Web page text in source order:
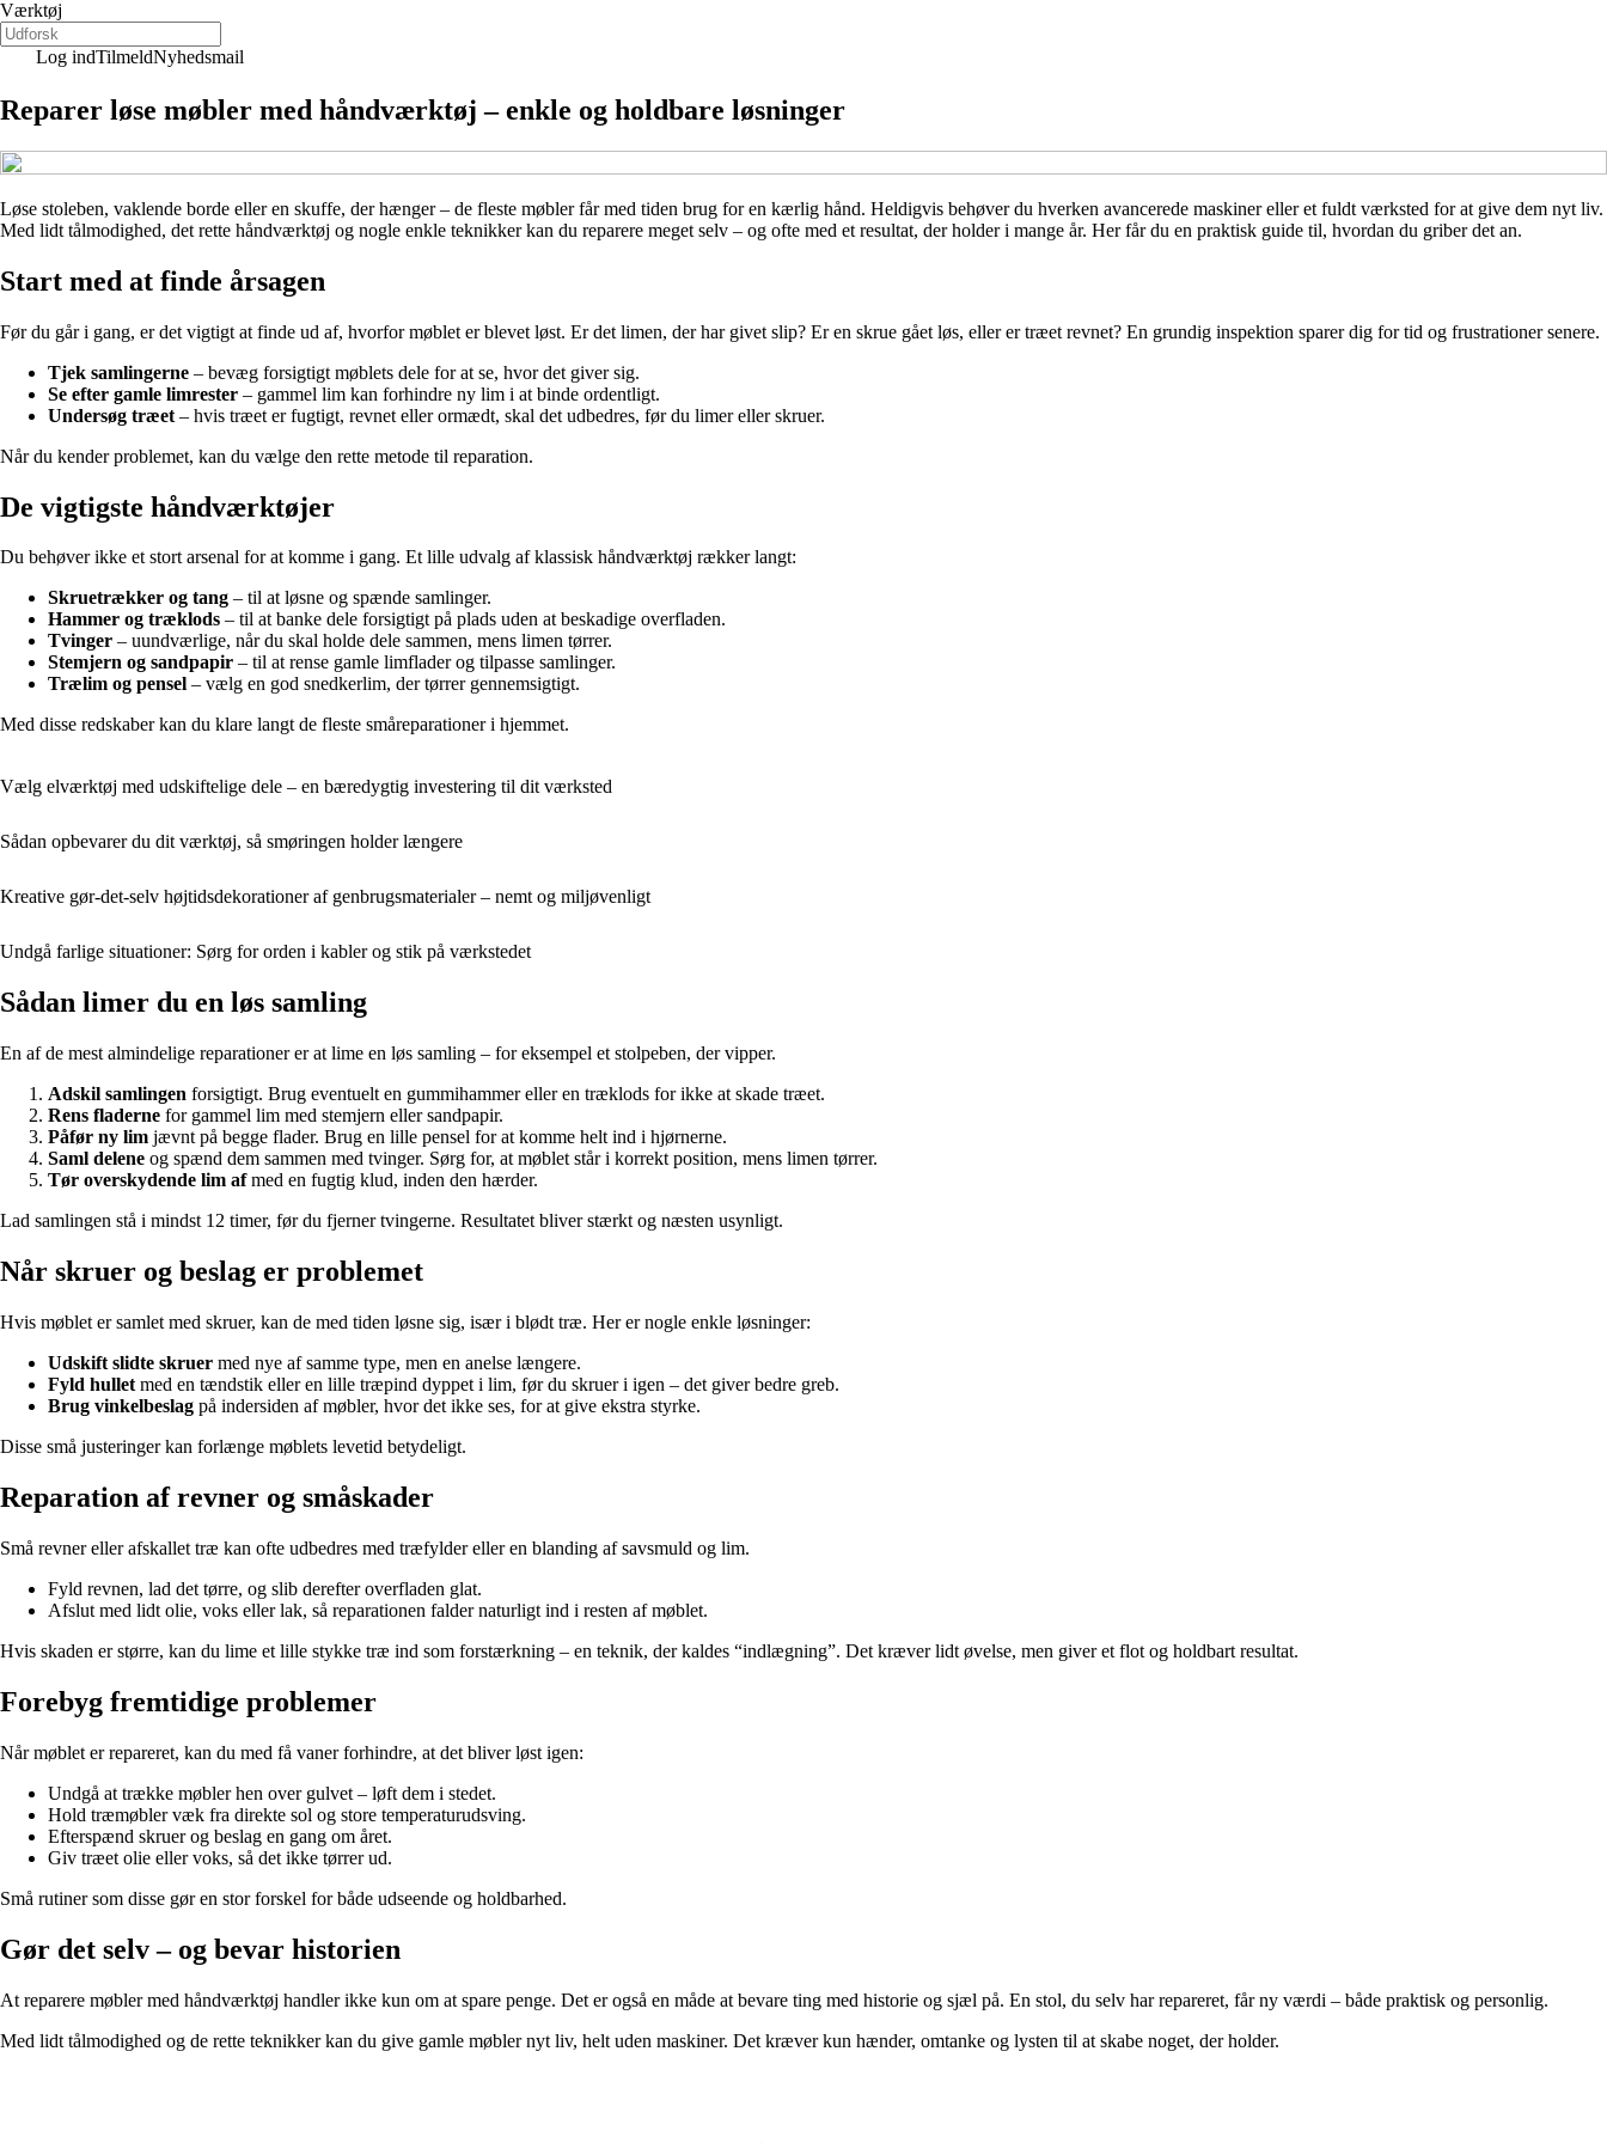
Værktøj
Log indTilmeldNyhedsmail
Reparer løse møbler med håndværktøj – enkle og holdbare løsninger
Løse stoleben, vaklende borde eller en skuffe, der hænger – de fleste møbler får med tiden brug for en kærlig hånd. Heldigvis behøver du hverken avancerede maskiner eller et fuldt værksted for at give dem nyt liv.
Med lidt tålmodighed, det rette håndværktøj og nogle enkle teknikker kan du reparere meget selv – og ofte med et resultat, der holder i mange år. Her får du en praktisk guide til, hvordan du griber det an.
Start med at finde årsagen
Før du går i gang, er det vigtigt at finde ud af, hvorfor møblet er blevet løst. Er det limen, der har givet slip? Er en skrue gået løs, eller er træet revnet? En grundig inspektion sparer dig for tid og frustrationer senere.
Tjek samlingerne – bevæg forsigtigt møblets dele for at se, hvor det giver sig.
Se efter gamle limrester – gammel lim kan forhindre ny lim i at binde ordentligt.
Undersøg træet – hvis træet er fugtigt, revnet eller ormædt, skal det udbedres, før du limer eller skruer.
Når du kender problemet, kan du vælge den rette metode til reparation.
De vigtigste håndværktøjer
Du behøver ikke et stort arsenal for at komme i gang. Et lille udvalg af klassisk håndværktøj rækker langt:
Skruetrækker og tang – til at løsne og spænde samlinger.
Hammer og træklods – til at banke dele forsigtigt på plads uden at beskadige overfladen.
Tvinger – uundværlige, når du skal holde dele sammen, mens limen tørrer.
Stemjern og sandpapir – til at rense gamle limflader og tilpasse samlinger.
Trælim og pensel – vælg en god snedkerlim, der tørrer gennemsigtigt.
Med disse redskaber kan du klare langt de fleste småreparationer i hjemmet.
Vælg elværktøj med udskiftelige dele – en bæredygtig investering til dit værksted
Sådan opbevarer du dit værktøj, så smøringen holder længere
Kreative gør-det-selv højtidsdekorationer af genbrugsmaterialer – nemt og miljøvenligt
Undgå farlige situationer: Sørg for orden i kabler og stik på værkstedet
Sådan limer du en løs samling
En af de mest almindelige reparationer er at lime en løs samling – for eksempel et stolpeben, der vipper.
Adskil samlingen forsigtigt. Brug eventuelt en gummihammer eller en træklods for ikke at skade træet.
Rens fladerne for gammel lim med stemjern eller sandpapir.
Påfør ny lim jævnt på begge flader. Brug en lille pensel for at komme helt ind i hjørnerne.
Saml delene og spænd dem sammen med tvinger. Sørg for, at møblet står i korrekt position, mens limen tørrer.
Tør overskydende lim afmed en fugtig klud, inden den hærder.
Lad samlingen stå i mindst 12 timer, før du fjerner tvingerne. Resultatet bliver stærkt og næsten usynligt.
Når skruer og beslag er problemet
Hvis møblet er samlet med skruer, kan de med tiden løsne sig, især i blødt træ. Her er nogle enkle løsninger:
Udskift slidte skruer med nye af samme type, men en anelse længere.
Fyld hullet med en tændstik eller en lille træpind dyppet i lim, før du skruer i igen – det giver bedre greb.
Brug vinkelbeslag på indersiden af møbler, hvor det ikke ses, for at give ekstra styrke.
Disse små justeringer kan forlænge møblets levetid betydeligt.
Reparation af revner og småskader
Små revner eller afskallet træ kan ofte udbedres med træfylder eller en blanding af savsmuld og lim.
Fyld revnen, lad det tørre, og slib derefter overfladen glat.
Afslut med lidt olie, voks eller lak, så reparationen falder naturligt ind i resten af møblet.
Hvis skaden er større, kan du lime et lille stykke træ ind som forstærkning – en teknik, der kaldes “indlægning”. Det kræver lidt øvelse, men giver et flot og holdbart resultat.
Forebyg fremtidige problemer
Når møblet er repareret, kan du med få vaner forhindre, at det bliver løst igen:
Undgå at trække møbler hen over gulvet – løft dem i stedet.
Hold træmøbler væk fra direkte sol og store temperaturudsving.
Efterspænd skruer og beslag en gang om året.
Giv træet olie eller voks, så det ikke tørrer ud.
Små rutiner som disse gør en stor forskel for både udseende og holdbarhed.
Gør det selv – og bevar historien
At reparere møbler med håndværktøj handler ikke kun om at spare penge. Det er også en måde at bevare ting med historie og sjæl på. En stol, du selv har repareret, får ny værdi – både praktisk og personlig.
Med lidt tålmodighed og de rette teknikker kan du give gamle møbler nyt liv, helt uden maskiner. Det kræver kun hænder, omtanke og lysten til at skabe noget, der holder.